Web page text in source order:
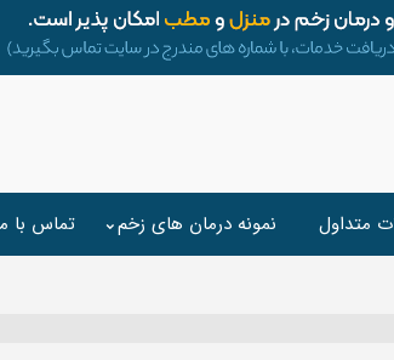
متداول نمونه درمان های زخم تماس با